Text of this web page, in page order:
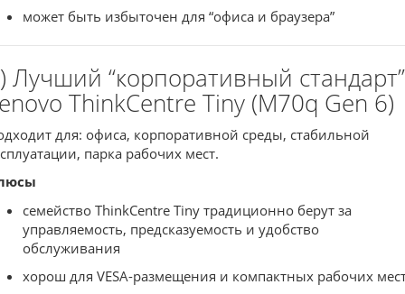
может быть избыточен для “офиса и браузера”
Лучший “корпоративный
ThinkCentre Tiny (M70q Gen 6)
для: офиса, корпоративной среды, стабильной
парка рабочих мест.
семейство ThinkCentre Tiny традиционно берут за
управляемость, предсказуемость и удобство
обслуживания
хорош для VESA-размещения и компактных рабочих